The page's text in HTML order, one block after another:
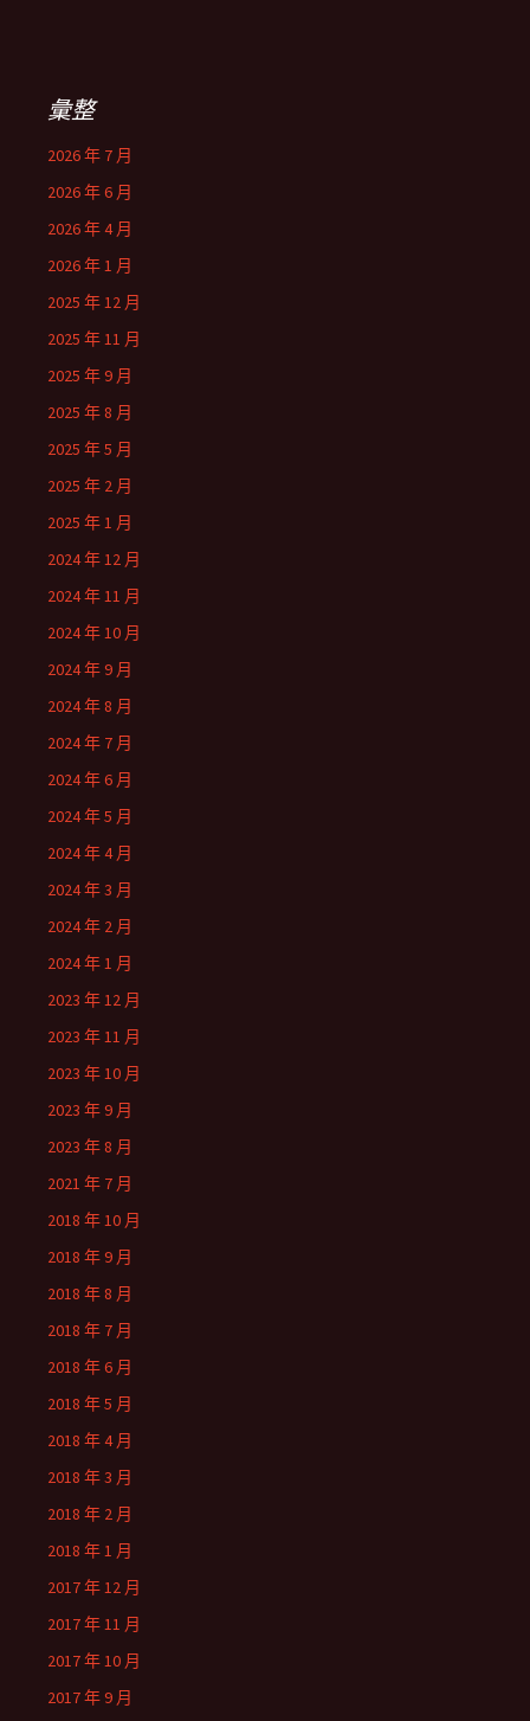
彙整
2026 年 7 月
2026 年 6 月
2026 年 4 月
2026 年 1 月
2025 年 12 月
2025 年 11 月
2025 年 9 月
2025 年 8 月
2025 年 5 月
2025 年 2 月
2025 年 1 月
2024 年 12 月
2024 年 11 月
2024 年 10 月
2024 年 9 月
2024 年 8 月
2024 年 7 月
2024 年 6 月
2024 年 5 月
2024 年 4 月
2024 年 3 月
2024 年 2 月
2024 年 1 月
2023 年 12 月
2023 年 11 月
2023 年 10 月
2023 年 9 月
2023 年 8 月
2021 年 7 月
2018 年 10 月
2018 年 9 月
2018 年 8 月
2018 年 7 月
2018 年 6 月
2018 年 5 月
2018 年 4 月
2018 年 3 月
2018 年 2 月
2018 年 1 月
2017 年 12 月
2017 年 11 月
2017 年 10 月
2017 年 9 月